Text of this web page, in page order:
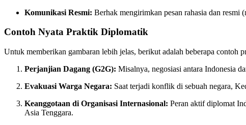
Komunikasi Resmi: Berhak mengirimkan pesan rahasia dan
Contoh Nyata Praktik Diplomatik
Untuk memberikan gambaran lebih jelas, berikut adalah beberapa contoh
Perjanjian Dagang (G2G): Misalnya, negosiasi antara Indonesia
Evakuasi Warga Negara: Saat terjadi konflik di sebuah negara,
Keanggotaan di Organisasi Internasional: Peran aktif diplomat
Asia Tenggara.